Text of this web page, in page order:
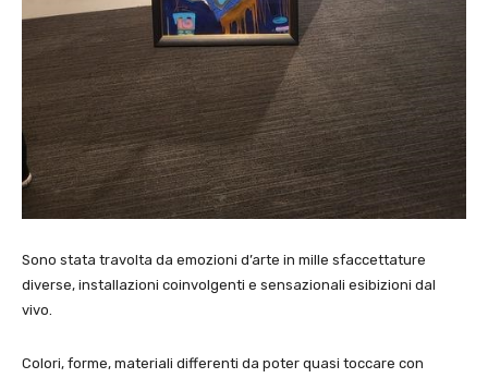
Sono stata travolta da emozioni d’arte in mille sfaccettature
diverse, installazioni coinvolgenti e sensazionali esibizioni dal
vivo.
Colori, forme, materiali differenti da poter quasi toccare con